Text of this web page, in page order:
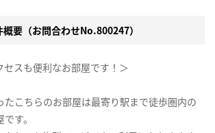
概要（お問合わせNo.800247）
セスも便利なお部屋です！＞
たこちらのお部屋は最寄り駅まで徒歩圏内の
す。